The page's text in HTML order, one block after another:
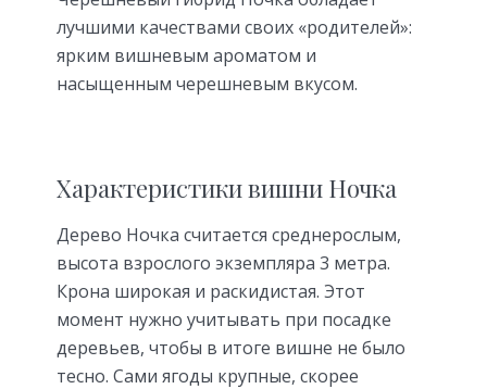
лучшими качествами своих «родителей»:
ярким вишневым ароматом и
насыщенным черешневым вкусом.
Характеристики вишни Ночка
Дерево Ночка считается среднерослым,
высота взрослого экземпляра 3 метра.
Крона широкая и раскидистая. Этот
момент нужно учитывать при посадке
деревьев, чтобы в итоге вишне не было
тесно. Сами ягоды крупные, скорее